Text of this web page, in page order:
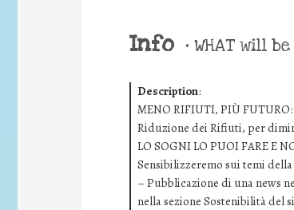
Info • WHAT will
Description:
MENO RIFIUTI, PIÙ
Riduzione dei Rifiuti, per
LO SOGNI LO PUOI FARE E
Sensibilizzeremo sui temi
– Pubblicazione di una news
nella sezione Sostenibilità del